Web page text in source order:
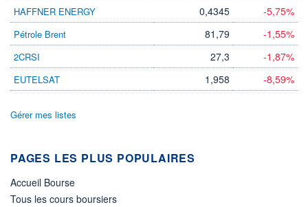
HAFFNER ENERGY 0,4345 -5,75%
Pétrole Brent 81,79 -1,55%
2CRSI 27,3 -1,87%
EUTELSAT 1,958 -8,59%
Gérer mes listes
PAGES LES PLUS POPULAIRES
Accueil Bourse
Tous les cours boursiers